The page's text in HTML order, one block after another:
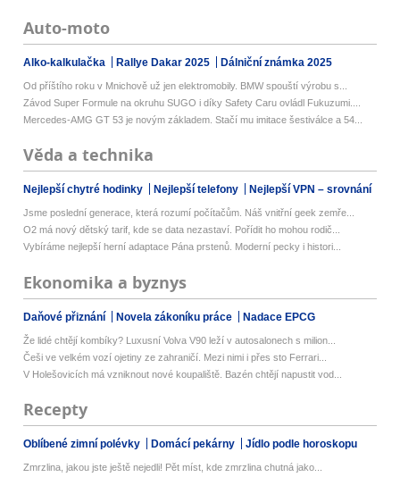
Auto-moto
Alko-kalkulačka Rallye Dakar 2025 Dálniční známka 2025
Od příštího roku v Mnichově už jen elektromobily. BMW spouští výrobu s...
Závod Super Formule na okruhu SUGO i díky Safety Caru ovládl Fukuzumi....
Mercedes-AMG GT 53 je novým základem. Stačí mu imitace šestiválce a 54...
Věda a technika
Nejlepší chytré hodinky Nejlepší telefony Nejlepší VPN – srovnání
Jsme poslední generace, která rozumí počítačům. Náš vnitřní geek zemře...
O2 má nový dětský tarif, kde se data nezastaví. Pořídit ho mohou rodič...
Vybíráme nejlepší herní adaptace Pána prstenů. Moderní pecky i histori...
Ekonomika a byznys
Daňové přiznání Novela zákoníku práce Nadace EPCG
Že lidé chtějí kombíky? Luxusní Volva V90 leží v autosalonech s milion...
Češi ve velkém vozí ojetiny ze zahraničí. Mezi nimi i přes sto Ferrari...
V Holešovicích má vzniknout nové koupaliště. Bazén chtějí napustit vod...
Recepty
Oblíbené zimní polévky Domácí pekárny Jídlo podle horoskopu
Zmrzlina, jakou jste ještě nejedli! Pět míst, kde zmrzlina chutná jako...